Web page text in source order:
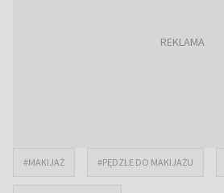
#MAKIJAŻ #PĘDZLE DO MAKIJAŻU